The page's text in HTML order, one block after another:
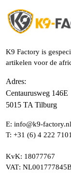
K9 Factory is
artikelen voor de
Adres:
Centaurusweg 146E
5015 TA Tilburg
E: info@k9-factory.nl
T: +31 (6) 4 222 7101
KvK: 18077767
VAT: